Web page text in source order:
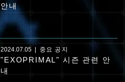
안내
2024.07.05 중요 공지
"EXOPRIMAL" 시즌 관련 안
내